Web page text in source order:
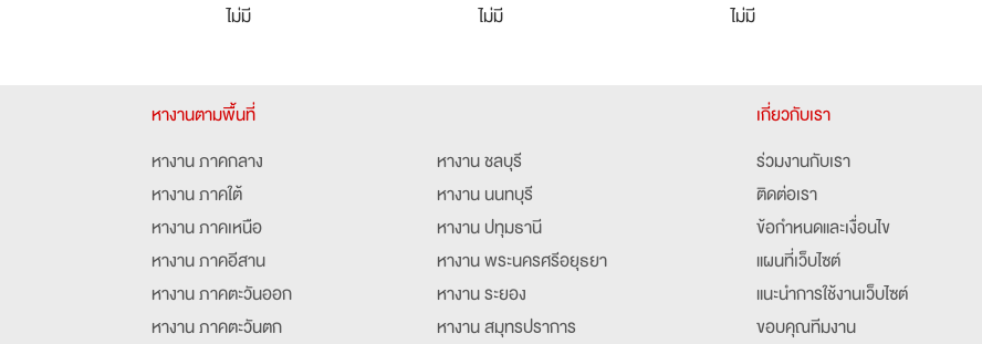
ไม่มี ไม่มี ไม่มี
หางานตามพื้นที่
หางาน ภาคกลาง
หางาน ภาคใต้
หางาน ภาคเหนือ
หางาน ภาคอีสาน
หางาน ภาคตะวันออก
หางาน ภาคตะวันตก
หางาน ชลบุรี
หางาน นนทบุรี
หางาน ปทุมธานี
หางาน พระนครศรีอยุธยา
หางาน ระยอง
หางาน สมุทรปราการ
เกี่ยวกับเรา
ร่วมงานกับเรา
ติดต่อเรา
ข้อกำหนดและเงื่อนไข
แผนที่เว็บไซต์
แนะนำการใช้งานเว็บไซต์
ขอบคุณทีมงาน